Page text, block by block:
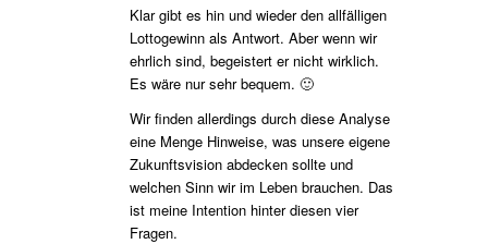
Klar gibt es hin und wieder den allfälligen
Lottogewinn als Antwort. Aber wenn wir
ehrlich sind, begeistert er nicht wirklich.
Es wäre nur sehr bequem. 🙂
Wir finden allerdings durch diese Analyse
eine Menge Hinweise, was unsere eigene
Zukunftsvision abdecken sollte und
welchen Sinn wir im Leben brauchen. Das
ist meine Intention hinter diesen vier
Fragen.